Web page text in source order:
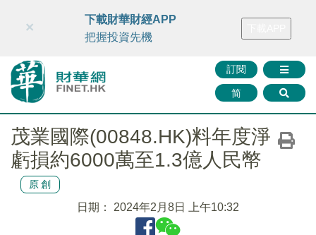
財華智庫網 FINTV FINMETA 財華證券 媒體矩陣
訂閱
简
×
下載財華財經APP
把握投資先機
茂業國際(00848.HK)料年度淨
虧損約6000萬至1.3億人民幣
原創
日期： 2024年2月8日 上午10:32